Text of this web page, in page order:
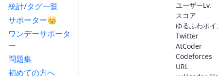
統計/タグ一覧
サポーター👑
ワンデーサポータ
ー
問題集
初めての方へ
ユーザーLv.
スコア
ゆるふわポ
Twitter
AtCoder
Codeforces
URL